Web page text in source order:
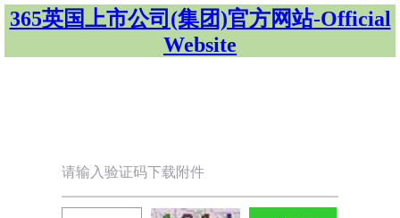
365英国上市公司(集团)官方网站-Official
Website
请输入验证码下载附件